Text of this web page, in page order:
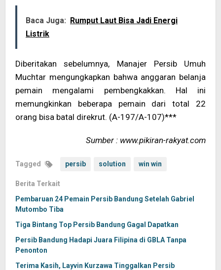
Baca Juga: Rumput Laut Bisa Jadi Energi
Listrik
Diberitakan sebelumnya, Manajer Persib Umuh
Muchtar mengungkapkan bahwa anggaran belanja
pemain mengalami pembengkakkan. Hal ini
memungkinkan beberapa pemain dari total 22
orang bisa batal direkrut. (A-197/A-107)***
Sumber : www.pikiran-rakyat.com
Tagged persib solution win win
Berita Terkait
Pembaruan 24 Pemain Persib Bandung Setelah Gabriel
Mutombo Tiba
Tiga Bintang Top Persib Bandung Gagal Dapatkan
Persib Bandung Hadapi Juara Filipina di GBLA Tanpa
Penonton
Terima Kasih, Layvin Kurzawa Tinggalkan Persib